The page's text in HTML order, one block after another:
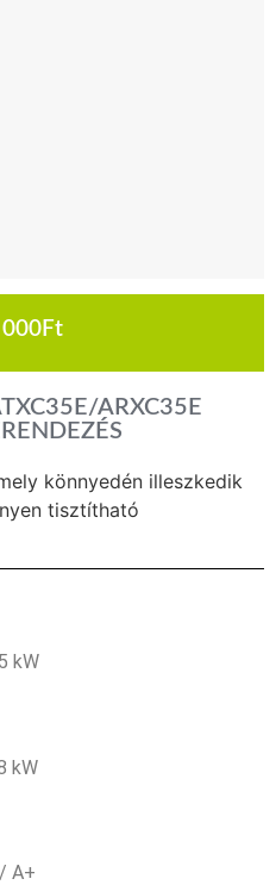
Ft
ARXC35E
könnyedén illeszkedik
tisztítható
kW
kW
A+